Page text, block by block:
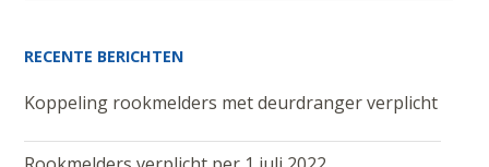
RECENTE BERICHTEN
Koppeling rookmelders met deurdranger verplicht